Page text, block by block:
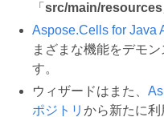
「 src/main/resources
Aspose.Cells for Java
まざまな機能をデモ
す。
ウィザードはまた、
ポジトリ から新たに